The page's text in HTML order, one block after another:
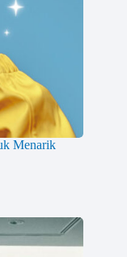
Menarik